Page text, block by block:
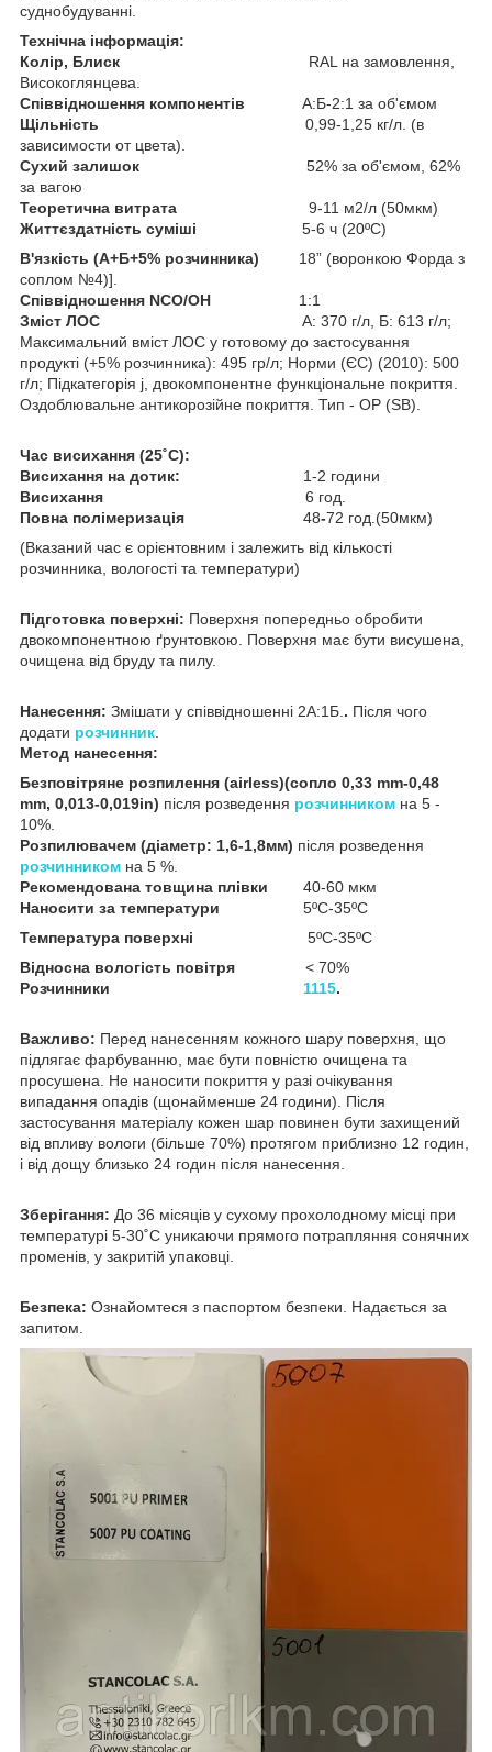
суднобудуванні.
Технічна інформація:
Колір, Блиск RAL на замовлення,
Високоглянцева.
Співвідношення компонентів A:Б-2:1 за об'ємом
Щільність 0,99-1,25 кг/л. (в
зависимости от цвета).
Сухий залишок 52% за об'ємом, 62%
за вагою
Теоретична витрата 9-11 м2/л (50мкм)
Життєздатність суміші
5-6 ч (20ºC)
В'язкість (Α+Б+5% розчинника)
18” (воронкою Форда з
соплом №4)].
Співвідношення NCO/OH 1:1
Зміст ЛОС A: 370 г/л, Б: 613 г/л;
Максимальний вміст ЛОС у готовому до застосування
продукті (+5% розчинника): 495 гр/л; Норми (ЄС) (2010): 500
г/л; Підкатегорія j, двокомпонентне функціональне покриття.
Оздоблювальне антикорозійне покриття. Тип - ОР (SB).
Час висихання (25˚C):
Висихання на дотик: 1-2 години
Висихання
6 год.
Повна полімеризація 48-72 год.(50мкм)
(Вказаний час є орієнтовним і залежить від кількості
розчинника, вологості та температури)
Підготовка поверхні: Поверхня попередньо обробити
двокомпонентною ґрунтовкою. Поверхня має бути висушена,
очищена від бруду та пилу.
Нанесення: Змішати у співвідношенні 2Α:1Б. . Після чого
додати розчинник
Метод нанесення:
Безповітряне розпилення (airless)(сопло 0,33 mm-0,48
mm, 0,013-0,019in) після розведення розчинником на 5 -
10%.
Розпилювачем (діаметр: 1,6-1,8мм) після розведення
розчинником на 5 %.
Рекомендована товщина плівки 40-60 мкм
Наносити за температури 5ºC-35ºC
Температура поверхні 5ºC-35ºC
Відносна вологість повітря < 70%
Розчинники 1115.
Важливо: Перед нанесенням кожного шару поверхня, що
підлягає фарбуванню, має бути повністю очищена та
просушена. Не наносити покриття у разі очікування
випадання опадів (щонайменше 24 години). Після
застосування матеріалу кожен шар повинен бути захищений
від впливу вологи (більше 70%) протягом приблизно 12 годин,
і від дощу близько 24 годин після нанесення.
Зберігання: До 36 місяців у сухому прохолодному місці при
температурі 5-30˚C уникаючи прямого потрапляння сонячних
променів, у закритій упаковці.
Безпека: Ознайомтеся з паспортом безпеки. Надається за
запитом.